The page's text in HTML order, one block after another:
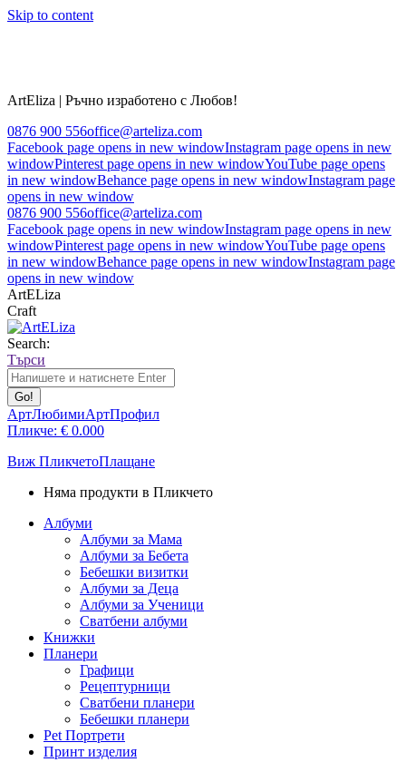
Skip to content
ArtEliza | Ръчно изработено с Любов!
0876 900 556office@arteliza.com
Facebook page opens in new windowInstagram page opens in new
windowPinterest page opens in new windowYouTube page opens
in new windowBehance page opens in new windowInstagram page
opens in new window
0876 900 556office@arteliza.com
Facebook page opens in new windowInstagram page opens in new
windowPinterest page opens in new windowYouTube page opens
in new windowBehance page opens in new windowInstagram page
opens in new window
ArtELiza
Craft
Search:
Търси
АртЛюбимиАртПрофил
Пликче: € 0.000
Виж ПликчетоПлащане
Няма продукти в Пликчето
Албуми
Албуми за Мама
Албуми за Бебета
Бебешки визитки
Албуми за Деца
Албуми за Ученици
Сватбени албуми
Книжки
Планери
Графици
Рецептурници
Сватбени планери
Бебешки планери
Pet Портрети
Принт изделия